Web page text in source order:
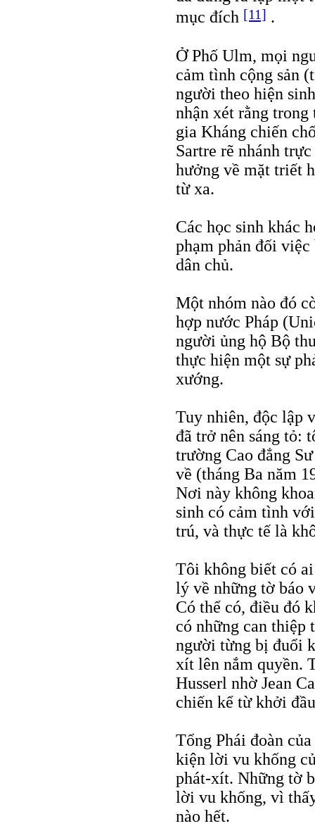
mục đích [11] .
Ở Phố Ulm, mọi
cảm tình cộng sản
người theo hiện
nhận xét rằng
gia Kháng chiến
Sartre rẽ nhánh
hưởng về mặt triết
từ xa.
Các học sinh khác
phạm phản đối
dân chủ.
Một nhóm nào đó
hợp nước Pháp
người ủng hộ Bộ
thực hiện một sự
xướng.
Tuy nhiên, độc lập
đã trở nên sáng tỏ:
trường Cao đẳng
về (tháng Ba năm
Nơi này không
sinh có cảm tình
trú, và thực tế là
Tôi không biết có
lý về những tờ báo
Có thể có, điều đó
có những can thiệp
người từng bị đuổi
xít lên nắm quyền.
Husserl nhờ Jean
chiến kể từ khởi
Tổng Phái đoàn
kiện lời vu khống
phát-xít. Những tờ
lời vu khống, vì
nào hết.